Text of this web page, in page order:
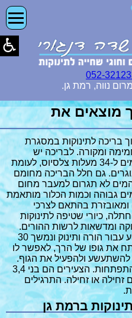
052-
מוצאים את
בריכה לתינוקות במסגרת
ומקורה. לבריכה יש
אישורים רלבנטיים, והמים מחוממים ל-34 מעלות צלסיוס, לעומת
גם חלל הבריכה מחומם
מהמים לא תגרום למעבר מחום
גבוהה וכמות הכלור מותאמת
ומאובזרת בהתאם לצרכי
כיורי שטיפה לתינוקות
ומדשאות לרשות ההורים.
קורס השחייה מתקיים אחת לשבוע עבור הורה ותינוק ונמשך 30
את גופו של הרך, לאפשר לו
להשתעשע ולהפעיל את הגוף.
הקבוצות מחולקות לפי גיל ושלב התפתחות. הצעירים הם בני 3,4
או זחילה. התרגילים
ברמת גן